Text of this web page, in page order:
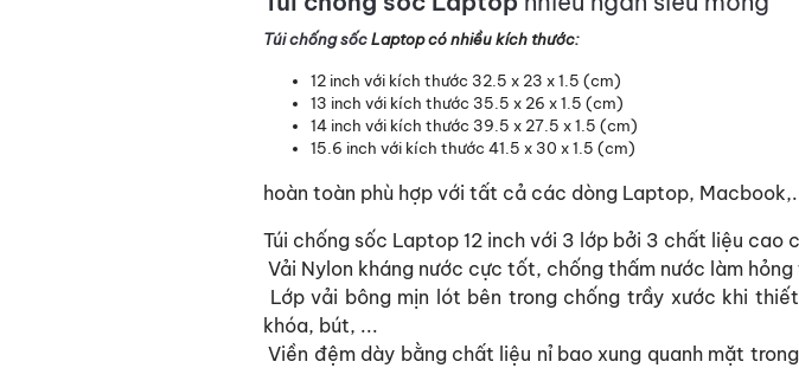
Túi chống sốcLaptop có nhiều kích thước:
12 inch với kích thước 32.5 x 23 x 1.5 (cm)
13 inch với kích thước 35.5 x 26 x 1.5 (cm)
14 inch với kích thước 39.5 x 27.5 x 1.5 (cm)
15.6 inch với kích thước 41.5 x 30 x 1.5 (cm)
hoàn toàn phù hợp với tất cả các dòng Laptop,
Túi chống sốc Laptop 12 inch với 3 lớp bởi 3 chất liệu cao
Vải Nylon kháng nước cực tốt, chống thấm nước làm
Lớp vải bông mịn lót bên trong chống trầy xước khi
khóa, bút, ...
Viền đệm dày bằng chất liệu nỉ bao xung quanh mặt